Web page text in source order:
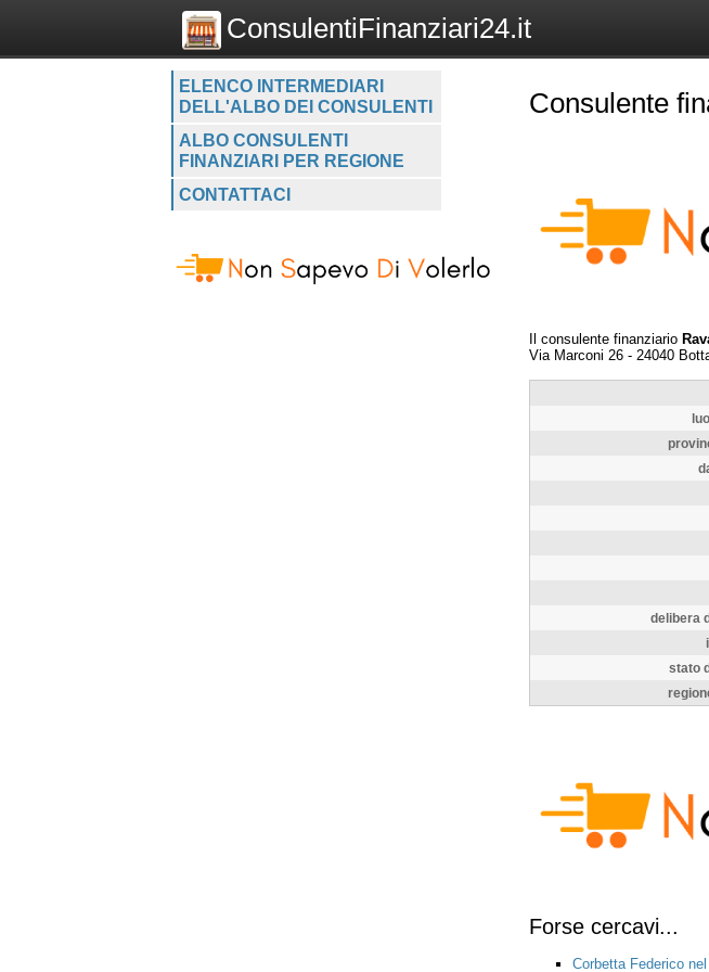
ConsulentiFinanziari24.it
ELENCO INTERMEDIARI
DELL'ALBO DEI CONSULENTI
ALBO CONSULENTI
FINANZIARI PER REGIONE
CONTATTACI
Consulente
Il consulente finanziario
Via Marconi 26 - 24040
delibera
stato
Forse cercavi...
Corbetta Federico